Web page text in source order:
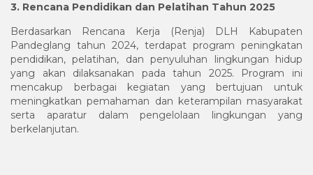
3. Rencana Pendidikan dan Pelatihan Tahun 2025
Berdasarkan Rencana Kerja (Renja) DLH Kabupaten
Pandeglang tahun 2024, terdapat program peningkatan
pendidikan, pelatihan, dan penyuluhan lingkungan hidup
yang akan dilaksanakan pada tahun 2025. Program ini
mencakup berbagai kegiatan yang bertujuan untuk
meningkatkan pemahaman dan keterampilan masyarakat
serta aparatur dalam pengelolaan lingkungan yang
berkelanjutan.